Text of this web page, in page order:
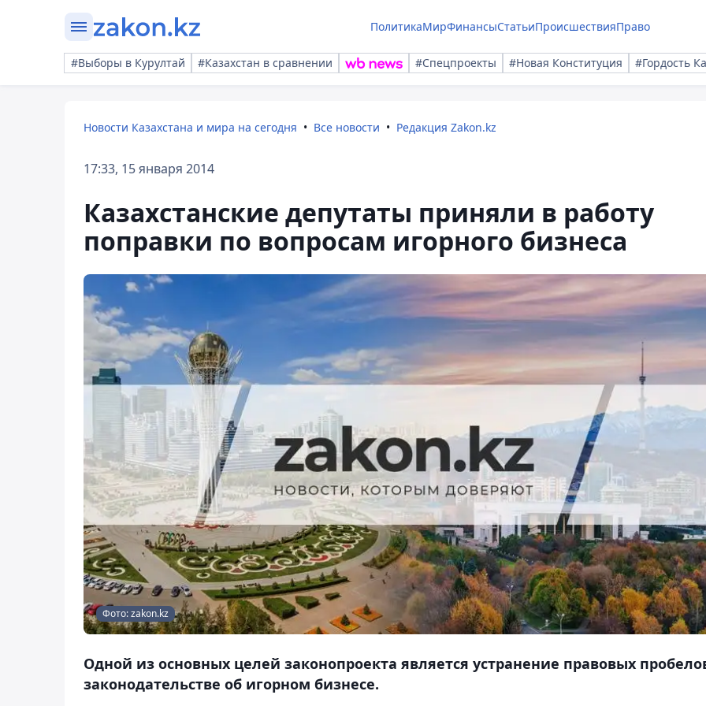
ПолитикаМирФинансыСтатьиПроисшествияПраво
#Выборы в Курултай #Казахстан в сравнении #Спецпроекты #Новая Конституция #Гордость
Новости Казахстана и мира на сегодня Все новости Редакция Zakon.kz
17:33, 15 января 2014
Казахстанские депутаты приняли в работу
поправки по вопросам игорного бизнеса
Фото: zakon.kz
Одной из основных целей законопроекта является устранение правовых
законодательстве об игорном бизнесе.